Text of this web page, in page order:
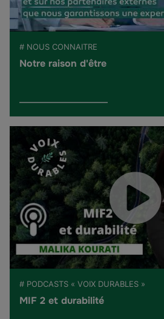
# NOUS CONNAITRE
Notre raison d'être
# PODCASTS « VOIX DURABLES »
MIF 2 et durabilité